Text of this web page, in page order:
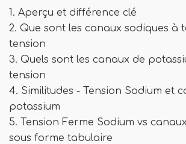
1. Aperçu et différence clé
2. Que sont les canaux sodiques à
tension
3. Quels sont les canaux de
tension
4. Similitudes - Tension Sodium et
potassium
5. Tension Ferme Sodium vs
sous forme tabulaire